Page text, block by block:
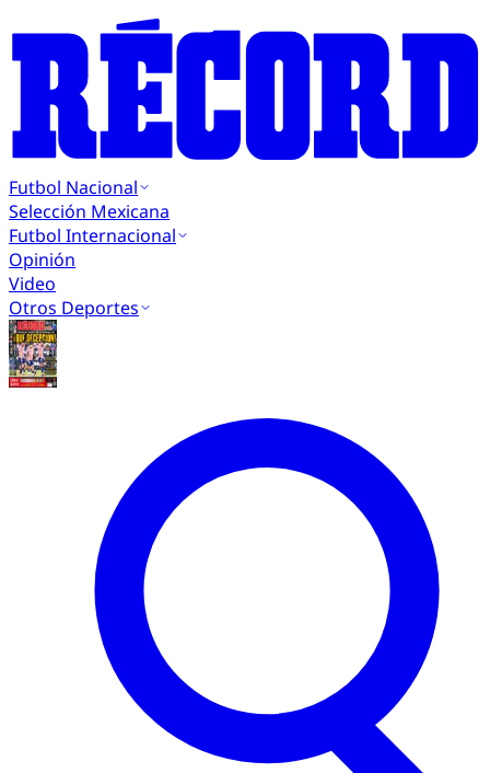
Futbol Nacional
Selección Mexicana
Futbol Internacional
Opinión
Video
Otros Deportes